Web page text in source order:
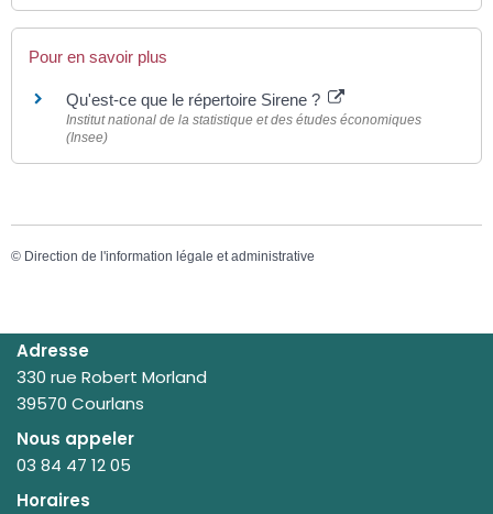
Pour en savoir plus
Qu'est-ce que le répertoire Sirene ?
Institut national de la statistique et des études économiques
(Insee)
© Direction de l'information légale et administrative
Adresse
330 rue Robert Morland
39570 Courlans
Nous appeler
03 84 47 12 05
Horaires